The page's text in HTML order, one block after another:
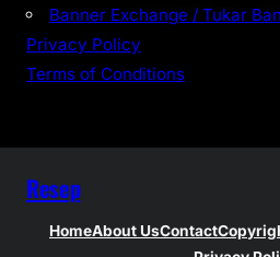
Banner Exchange / Tukar
Privacy Policy
Terms of Conditions
Resep
HomeAbout UsContact